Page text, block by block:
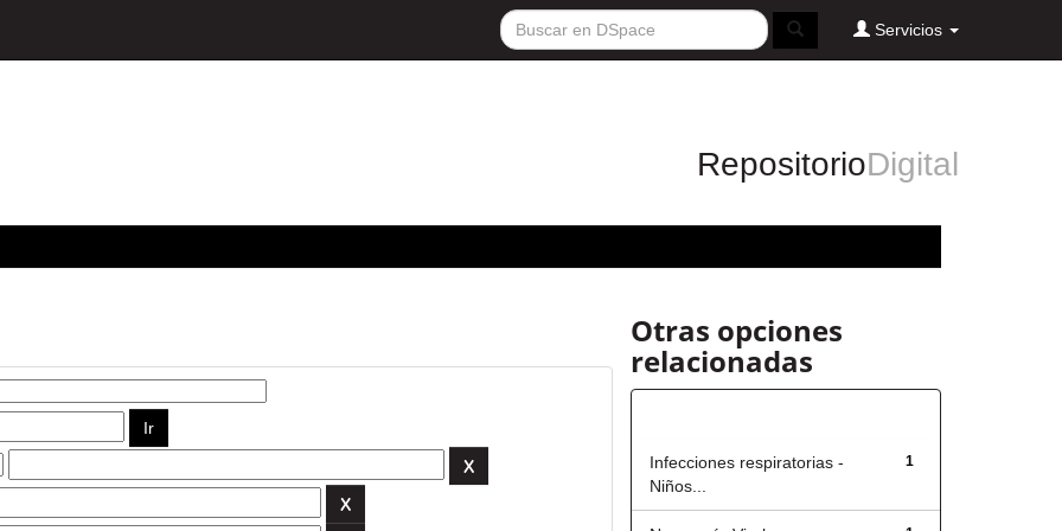
Servicios
RepositorioDigital
Otras opciones
relacionadas
1
Infecciones respiratorias -
Niños...